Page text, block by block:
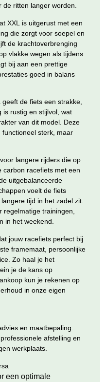
ritten langer worden.
XXL
is uitgerust met een
die zorgt voor soepel en
de krachtoverbrenging
vlakke wegen als tijdens
bij aan een prettige
goed in balans
de fiets een strakke,
is rustig en stijlvol, wat
van dit model. Deze
sterk, maar
langere rijders die op
carbon racefiets met een
uitgebalanceerde
voelt de fiets
tijd in het zadel zit.
regelmatige trainingen,
in het weekend.
jouw racefiets perfect bij
framemaat, persoonlijke
Zo haal je het
je de kans op
kun je rekenen op
in onze eigen
en maatbepaling.
afstelling en
werkplaats.
een optimale